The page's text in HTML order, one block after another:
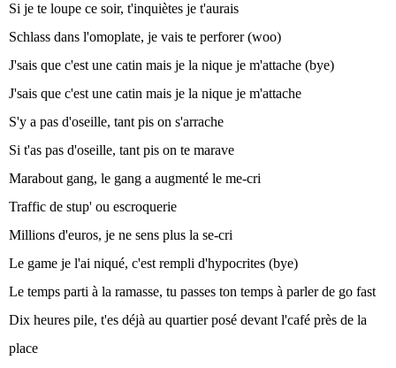
Si je te loupe ce soir, t'inquiètes je t'aurais
Schlass dans l'omoplate, je vais te perforer (woo)
J'sais que c'est une catin mais je la nique je m'attache (bye)
J'sais que c'est une catin mais je la nique je m'attache
S'y a pas d'oseille, tant pis on s'arrache
Si t'as pas d'oseille, tant pis on te marave
Marabout gang, le gang a augmenté le me-cri
Traffic de stup' ou escroquerie
Millions d'euros, je ne sens plus la se-cri
Le game je l'ai niqué, c'est rempli d'hypocrites (bye)
Le temps parti à la ramasse, tu passes ton temps à parler de go fast
Dix heures pile, t'es déjà au quartier posé devant l'café près de la
place